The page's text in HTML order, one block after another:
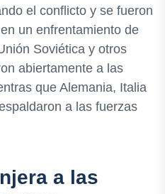
el conflicto y se fueron
un enfrentamiento de
Soviética y otros
abiertamente a las
que Alemania, Italia
a las fuerzas
a las